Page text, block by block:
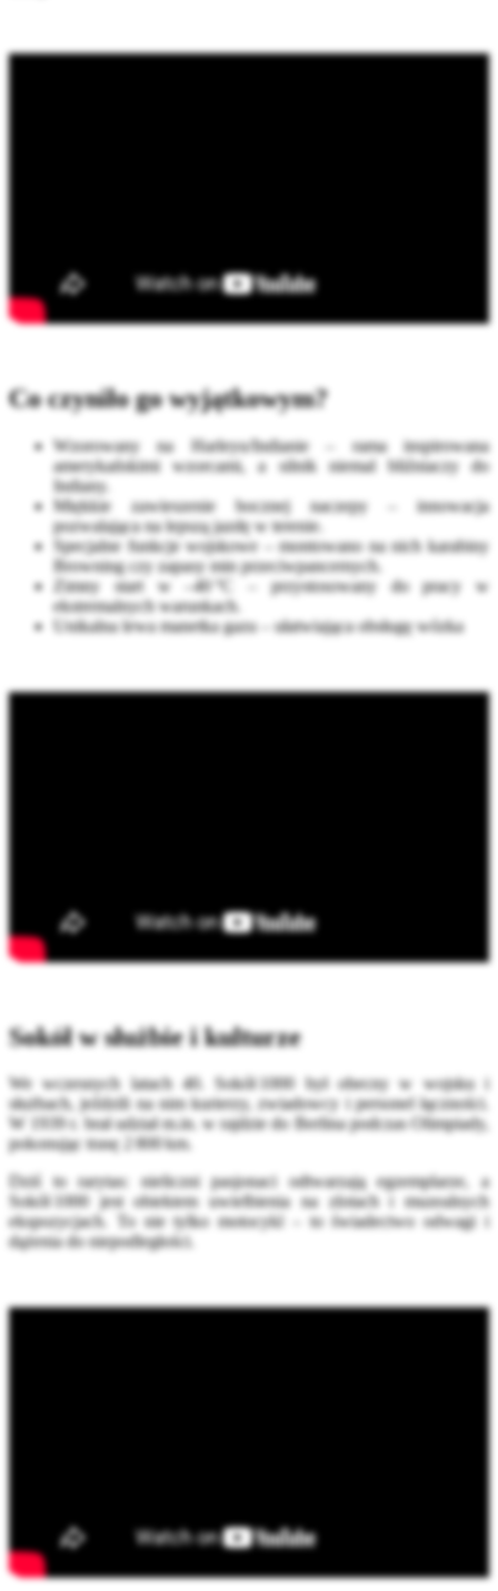
Co czyniło go wyjątkowym?
Wzorowany na Harleyu/Indianie – rama inspirowana
amerykańskimi wzorcami, a silnik niemal bliźniaczy do
Indiany.
Miękkie zawieszenie bocznej naczepy – innowacja
pozwalająca na lepszą jazdę w terenie.
Specjalne funkcje wojskowe – montowano na nich karabiny
Browning czy zapasy min przeciwpancernych.
Zimny start w –40 °C – przystosowany do pracy w
ekstremalnych warunkach.
Unikalna lewa manetka gazu – ułatwiająca obsługę wózka
Sokół w służbie i kulturze
We wczesnych latach 40. Sokół 1000 był obecny w wojsku i
służbach, jeździli na nim kurierzy, zwiadowcy i personel łączności.
W 1939 r. brał udział m.in. w rajdzie do Berlina podczas Olimpiady,
pokonując trasę 2 800 km.
Dziś to rarytas: nieliczni pasjonaci odtwarzają egzemplarze, a
Sokół 1000 jest obiektem uwielbienia na zlotach i muzealnych
ekspozycjach. To nie tylko motocykl – to świadectwo odwagi i
dążenia do niepodległości.